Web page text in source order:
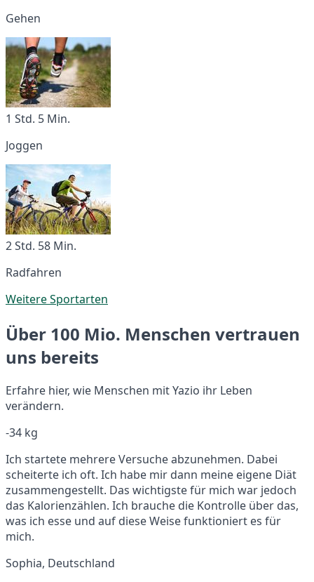
Gehen
1 Std. 5 Min.
Joggen
2 Std. 58 Min.
Radfahren
Weitere Sportarten
Über 100 Mio. Menschen vertrauen
uns bereits
Erfahre hier, wie Menschen mit Yazio ihr Leben
verändern.
-34 kg
Ich startete mehrere Versuche abzunehmen. Dabei
scheiterte ich oft. Ich habe mir dann meine eigene Diät
zusammengestellt. Das wichtigste für mich war jedoch
das Kalorienzählen. Ich brauche die Kontrolle über das,
was ich esse und auf diese Weise funktioniert es für
mich.
Sophia, Deutschland